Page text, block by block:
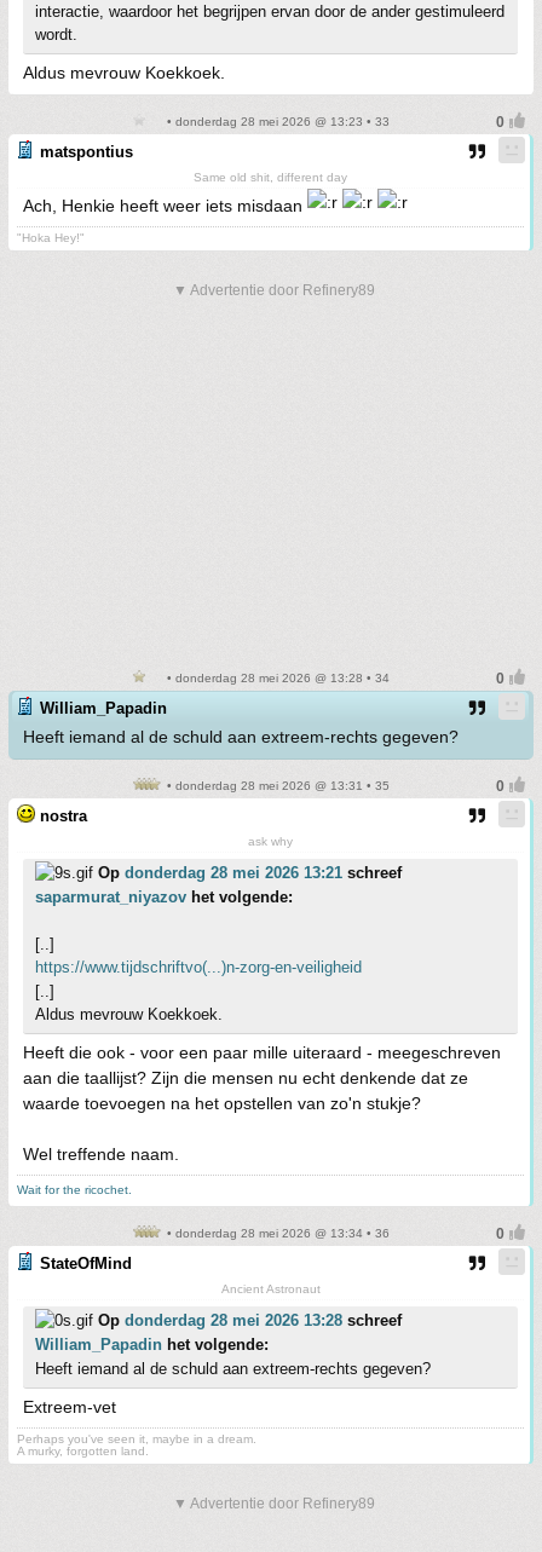
interactie, waardoor het begrijpen ervan door de ander gestimuleerd
wordt.
Aldus mevrouw Koekkoek.
• donderdag 28 mei 2026 @ 13:23 • 33
matspontius
Same old shit, different day
Ach, Henkie heeft weer iets misdaan
"Hoka Hey!"
▼ Advertentie door Refinery89
• donderdag 28 mei 2026 @ 13:28 • 34
William_Papadin
Heeft iemand al de schuld aan extreem-rechts gegeven?
• donderdag 28 mei 2026 @ 13:31 • 35
nostra
ask why
Op donderdag 28 mei 2026 13:21 schreef
saparmurat_niyazov het volgende:
[..]
https://www.tijdschriftvo(...)n-zorg-en-veiligheid
[..]
Aldus mevrouw Koekkoek.
Heeft die ook - voor een paar mille uiteraard - meegeschreven
aan die taallijst? Zijn die mensen nu echt denkende dat ze
waarde toevoegen na het opstellen van zo'n stukje?
Wel treffende naam.
Wait for the ricochet.
• donderdag 28 mei 2026 @ 13:34 • 36
StateOfMind
Ancient Astronaut
Op donderdag 28 mei 2026 13:28 schreef
William_Papadin het volgende:
Heeft iemand al de schuld aan extreem-rechts gegeven?
Extreem-vet
Perhaps you've seen it, maybe in a dream.
A murky, forgotten land.
▼ Advertentie door Refinery89